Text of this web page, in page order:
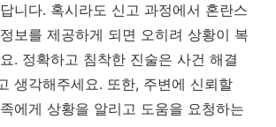
니다. 혹시라도 신고 과정에서 혼란스
보를 제공하게 되면 오히려 상황이 복
. 정확하고 침착한 진술은 사건 해결
생각해주세요. 또한, 주변에 신뢰할
에게 상황을 알리고 도움을 요청하는